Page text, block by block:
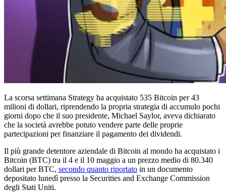
La scorsa settimana Strategy ha acquistato 535 Bitcoin per 43
milioni di dollari, riprendendo la propria strategia di accumulo pochi
giorni dopo che il suo presidente, Michael Saylor, aveva dichiarato
che la società avrebbe potuto vendere parte delle proprie
partecipazioni per finanziare il pagamento dei dividendi.
Il più grande detentore aziendale di Bitcoin al mondo ha acquistato i
Bitcoin (BTC) tra il 4 e il 10 maggio a un prezzo medio di 80.340
dollari per BTC, secondo quanto riportato in un documento
depositato lunedì presso la Securities and Exchange Commission
degli Stati Uniti.